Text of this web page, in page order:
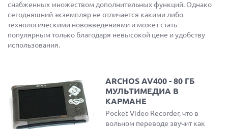
снабженных множеством дополнительных функций. Однако
сегодняшний экземпляр не отличается какими либо
технологическими нововведениями и может стать
популярным только благодаря невысокой цене и удобству
использования.
ARCHOS AV400 - 80 ГБ
МУЛЬТИМЕДИА В
КАРМАНЕ
Pocket Video Recorder, что в
вольном переводе звучит как